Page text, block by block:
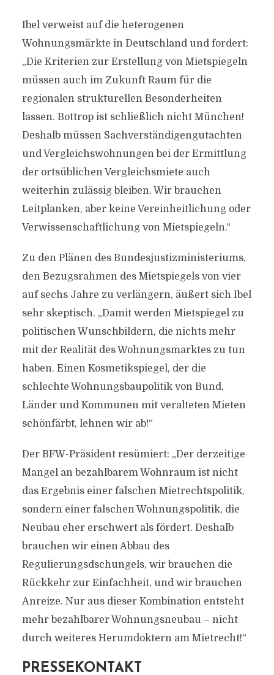
Ibel verweist auf die heterogenen
Wohnungsmärkte in Deutschland und fordert:
„Die Kriterien zur Erstellung von Mietspiegeln
müssen auch im Zukunft Raum für die
regionalen strukturellen Besonderheiten
lassen. Bottrop ist schließlich nicht München!
Deshalb müssen Sachverständigengutachten
und Vergleichswohnungen bei der Ermittlung
der ortsüblichen Vergleichsmiete auch
weiterhin zulässig bleiben. Wir brauchen
Leitplanken, aber keine Vereinheitlichung oder
Verwissenschaftlichung von Mietspiegeln.“
Zu den Plänen des Bundesjustizministeriums,
den Bezugsrahmen des Mietspiegels von vier
auf sechs Jahre zu verlängern, äußert sich Ibel
sehr skeptisch. „Damit werden Mietspiegel zu
politischen Wunschbildern, die nichts mehr
mit der Realität des Wohnungsmarktes zu tun
haben. Einen Kosmetikspiegel, der die
schlechte Wohnungsbaupolitik von Bund,
Länder und Kommunen mit veralteten Mieten
schönfärbt, lehnen wir ab!“
Der BFW-Präsident resümiert: „Der derzeitige
Mangel an bezahlbarem Wohnraum ist nicht
das Ergebnis einer falschen Mietrechtspolitik,
sondern einer falschen Wohnungspolitik, die
Neubau eher erschwert als fördert. Deshalb
brauchen wir einen Abbau des
Regulierungsdschungels, wir brauchen die
Rückkehr zur Einfachheit, und wir brauchen
Anreize. Nur aus dieser Kombination entsteht
mehr bezahlbarer Wohnungsneubau – nicht
durch weiteres Herumdoktern am Mietrecht!“
PRESSEKONTAKT